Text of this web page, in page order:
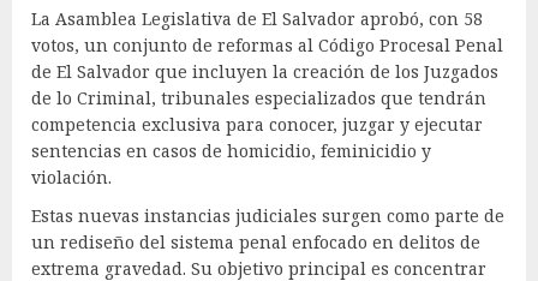
La Asamblea Legislativa de El Salvador aprobó, con 58
votos, un conjunto de reformas al Código Procesal Penal
de El Salvador que incluyen la creación de los Juzgados
de lo Criminal, tribunales especializados que tendrán
competencia exclusiva para conocer, juzgar y ejecutar
sentencias en casos de homicidio, feminicidio y
violación.
Estas nuevas instancias judiciales surgen como parte de
un rediseño del sistema penal enfocado en delitos de
extrema gravedad. Su objetivo principal es concentrar